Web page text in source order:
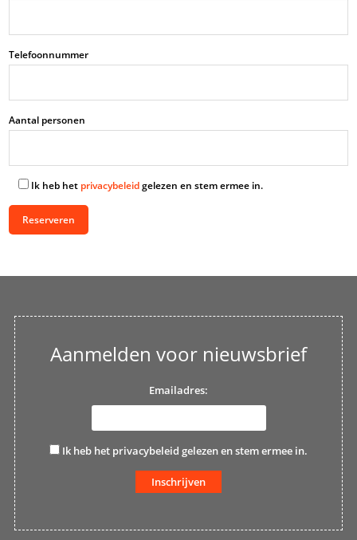
Telefoonnummer
Aantal personen
Ik heb het privacybeleidgelezen en stem ermee in.
Aanmelden voor nieuwsbrief
Emailadres:
Ik heb het privacybeleid gelezen en stem ermee in.